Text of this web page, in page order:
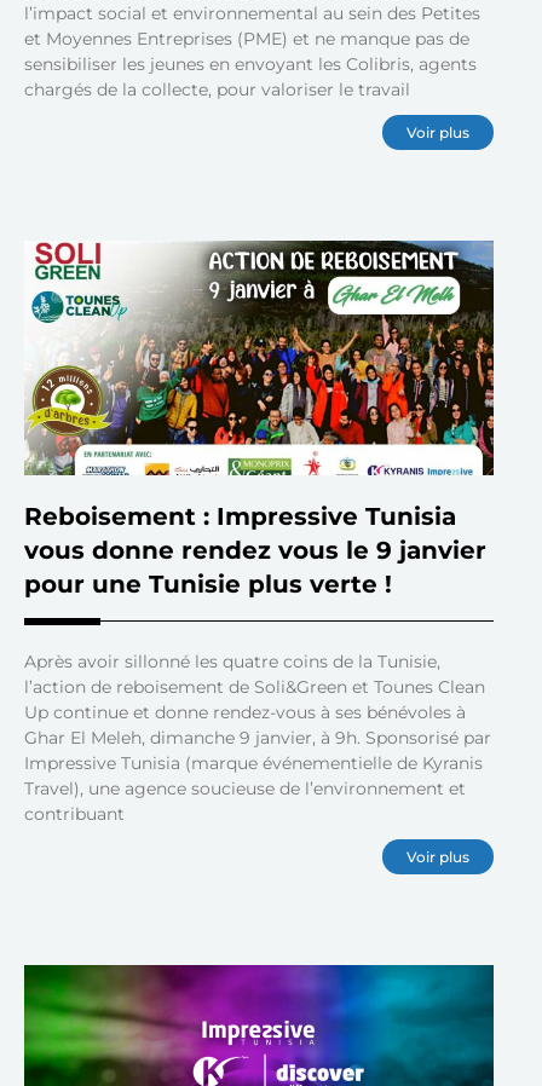
l’impact social et environnemental au sein des Petites
et Moyennes Entreprises (PME) et ne manque pas de
sensibiliser les jeunes en envoyant les Colibris, agents
chargés de la collecte, pour valoriser le travail
Voir plus
Reboisement : Impressive Tunisia
vous donne rendez vous le 9 janvier
pour une Tunisie plus verte !
Après avoir sillonné les quatre coins de la Tunisie,
l’action de reboisement de Soli&Green et Tounes Clean
Up continue et donne rendez-vous à ses bénévoles à
Ghar El Meleh, dimanche 9 janvier, à 9h. Sponsorisé par
Impressive Tunisia (marque événementielle de Kyranis
Travel), une agence soucieuse de l’environnement et
contribuant
Voir plus